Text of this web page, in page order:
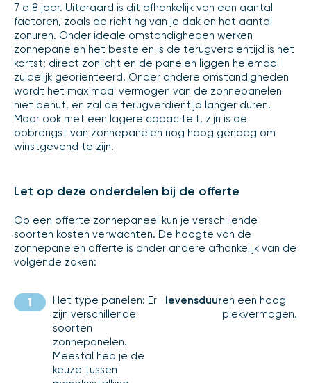
7 a 8 jaar. Uiteraard is dit afhankelijk van een aantal
factoren, zoals de richting van je dak en het aantal
zonuren. Onder ideale omstandigheden werken
zonnepanelen het beste en is de terugverdientijd is het
kortst; direct zonlicht en de panelen liggen helemaal
zuidelijk georiënteerd. Onder andere omstandigheden
wordt het maximaal vermogen van de zonnepanelen
niet benut, en zal de terugverdientijd langer duren.
Maar ook met een lagere capaciteit, zijn is de
opbrengst van zonnepanelen nog hoog genoeg om
winstgevend te zijn.
Let op deze onderdelen bij de offerte
Op een offerte zonnepaneel kun je verschillende
soorten kosten verwachten. De hoogte van de
zonnepanelen offerte is onder andere afhankelijk van de
volgende zaken:
Het type panelen: Er
zijn verschillende
soorten
zonnepanelen.
Meestal heb je de
keuze tussen
levensduuren een hoog
piekvermogen.